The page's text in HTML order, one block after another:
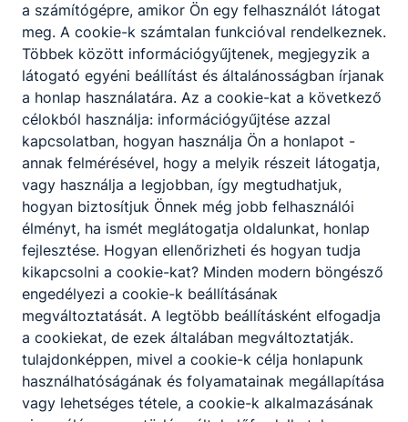
Iskolánk 35. születésnapja alkalmából szeretnénk
kilométergyűjtésre ösztönözni tanulóinkat, és
kollégáinkat egyaránt.
2023. szept. 14. GYZS
Nagy sikerrel zárult a KIRUCCANÁS TÚRA
Sorrendben a negyedik nyilvánosan hirdetett túránk,
a számítógépre, amikor Ön egy felhasználót látogat
meg. A cookie-k számtalan funkcióval rendelkeznek.
Többek között információgyűjtenek, megjegyzik a
látogató egyéni beállítást és általánosságban írjanak
a honlap használatára. Az a cookie-kat a következő
célokból használja: információgyűjtése azzal
kapcsolatban, hogyan használja Ön a honlapot -
annak felmérésével, hogy a melyik részeit látogatja,
vagy használja a legjobban, így megtudhatjuk,
hogyan biztosítjuk Önnek még jobb felhasználói
élményt, ha ismét meglátogatja oldalunkat, honlap
fejlesztése. Hogyan ellenőrizheti és hogyan tudja
kikapcsolni a cookie-kat? Minden modern böngésző
engedélyezi a cookie-k beállításának
megváltoztatását. A legtöbb beállításként elfogadja
a cookiekat, de ezek általában megváltoztatják.
tulajdonképpen, mivel a cookie-k célja honlapunk
használhatóságának és folyamatainak megállapítása
vagy lehetséges tétele, a cookie-k alkalmazásának